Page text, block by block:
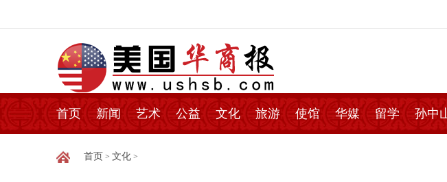
首页 新闻 艺术 公益 文化 旅游 使馆 华媒 留学 孙中
首页 > 文化 >